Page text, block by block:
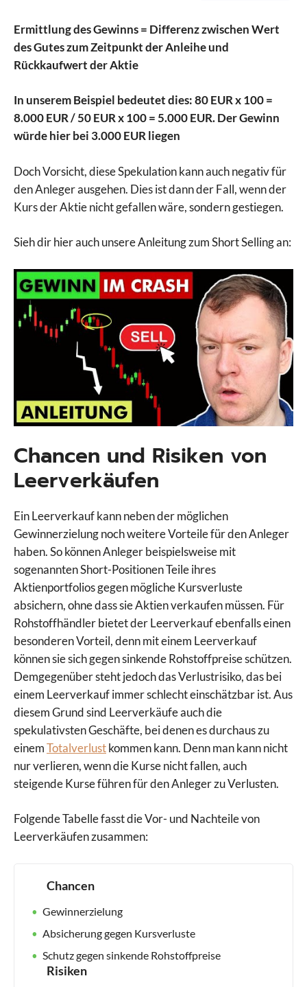
Ermittlung des Gewinns = Differenz zwischen Wert
des Gutes zum Zeitpunkt der Anleihe und
Rückkaufwert der Aktie
In unserem Beispiel bedeutet dies: 80 EUR x 100 =
8.000 EUR / 50 EUR x 100 = 5.000 EUR. Der Gewinn
würde hier bei 3.000 EUR liegen
Doch Vorsicht, diese Spekulation kann auch negativ für
den Anleger ausgehen. Dies ist dann der Fall, wenn der
Kurs der Aktie nicht gefallen wäre, sondern gestiegen.
Sieh dir hier auch unsere Anleitung zum Short Selling an:
Chancen und Risiken von
Leerverkäufen
Ein Leerverkauf kann neben der möglichen
Gewinnerzielung noch weitere Vorteile für den Anleger
haben. So können Anleger beispielsweise mit
sogenannten Short-Positionen Teile ihres
Aktienportfolios gegen mögliche Kursverluste
absichern, ohne dass sie Aktien verkaufen müssen. Für
Rohstoffhändler bietet der Leerverkauf ebenfalls einen
besonderen Vorteil, denn mit einem Leerverkauf
können sie sich gegen sinkende Rohstoffpreise schützen.
Demgegenüber steht jedoch das Verlustrisiko, das bei
einem Leerverkauf immer schlecht einschätzbar ist. Aus
diesem Grund sind Leerverkäufe auch die
spekulativsten Geschäfte, bei denen es durchaus zu
einemTotalverlustkommen kann. Denn man kann nicht
nur verlieren, wenn die Kurse nicht fallen, auch
steigende Kurse führen für den Anleger zu Verlusten.
Folgende Tabelle fasst die Vor- und Nachteile von
Leerverkäufen zusammen:
Chancen
Gewinnerzielung
Absicherung gegen Kursverluste
Schutz gegen sinkende Rohstoffpreise
Risiken